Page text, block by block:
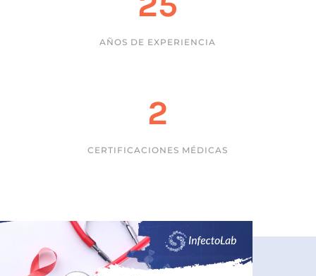
AÑOS DE EXPERIENCIA
2
CERTIFICACIONES MÉDICAS